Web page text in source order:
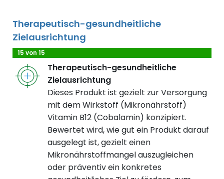
Therapeutisch-gesundheitliche
Zielausrichtung
15 von 15
Therapeutisch-gesundheitliche
Zielausrichtung
Dieses Produkt ist gezielt zur Versorgung
mit dem Wirkstoff (Mikronährstoff)
Vitamin B12 (Cobalamin) konzipiert.
Bewertet wird, wie gut ein Produkt darauf
ausgelegt ist, gezielt einen
Mikronährstoffmangel auszugleichen
oder präventiv ein konkretes